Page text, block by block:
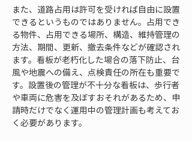
また、道路占用は許可を受ければ自由に設置
できるというものではありません。占用でき
る物件、占用できる場所、構造、維持管理の
方法、期間、更新、撤去条件などが確認され
ます。看板が老朽化した場合の落下防止、台
風や地震への備え、点検責任の所在も重要で
す。設置後の管理が不十分な看板は、歩行者
や車両に危害を及ぼすおそれがあるため、申
請時だけでなく運用中の管理計画も考えてお
く必要があります。